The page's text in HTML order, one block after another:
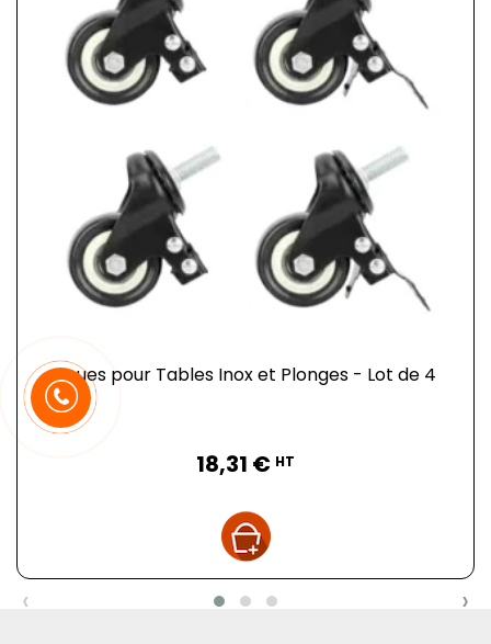
Roues pour Tables Inox et Plonges - Lot de 4
18,31 € HT
‹ ›